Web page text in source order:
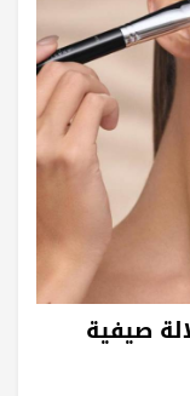
صيفية